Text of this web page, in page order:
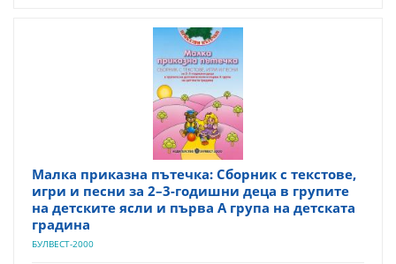
Малка приказна пътечка: Сборник с текстове,
игри и песни за 2–3-годишни деца в групите
на детските ясли и първа А група на детската
градина
БУЛВЕСТ-2000